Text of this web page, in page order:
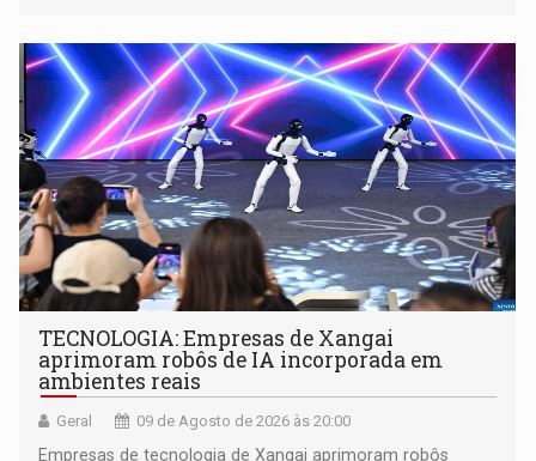
TECNOLOGIA: Empresas de Xangai
aprimoram robôs de IA incorporada em
ambientes reais
Geral 09 de Agosto de 2026 às 20:00
Empresas de tecnologia de Xangai aprimoram robôs